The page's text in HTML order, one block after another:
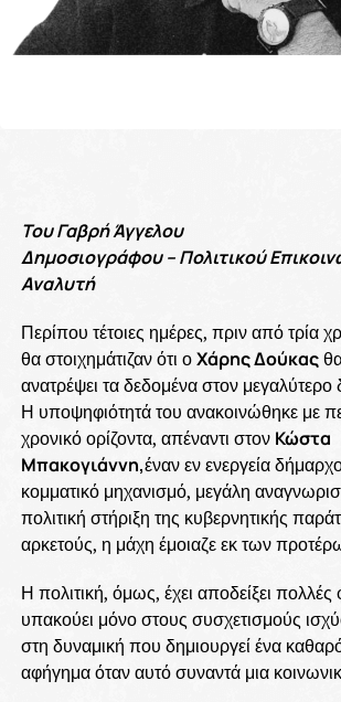
Του Γαβρή Άγγελου
Δημοσιογράφου – Πολιτικού
Αναλυτή
Περίπου τέτοιες ημέρες, πριν από τρία
θα στοιχημάτιζαν ότι οΧάρης Δούκας
ανατρέψει τα δεδομένα στον
Η υποψηφιότητά του ανακοινώθηκε με
χρονικό ορίζοντα, απέναντι στον Κώστα
Μπακογιάννη,έναν εν ενεργεία
κομματικό μηχανισμό, μεγάλη
πολιτική στήριξη της κυβερνητικής
αρκετούς, η μάχη έμοιαζε εκ των
Η πολιτική, όμως, έχει αποδείξει πολλές
υπακούει μόνο στους συσχετισμούς
στη δυναμική που δημιουργεί ένα
αφήγημα όταν αυτό συναντά μια